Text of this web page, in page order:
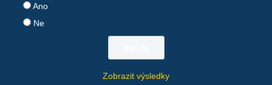
Ano
Ne
Zobrazit výsledky